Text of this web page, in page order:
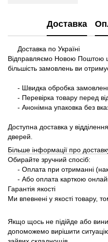
Доставка
Доставка по Україні
Відправляємо Новою Поштою
більшість замовлень ви
- Швидка обробка
- Перевірка товару перед
- Анонімна упаковка без
Доступна доставка у
дверей.
Більше інформації про
Обирайте зручний спосіб:
- Оплата при отриманні
- Або оплата карткою
Гарантія якості
Ми впевнені у якості товару,
Якщо щось не підійде або
допоможемо вирішити